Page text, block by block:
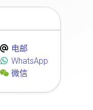
电邮
WhatsApp
微信